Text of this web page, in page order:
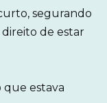
segurando
de estar
que estava